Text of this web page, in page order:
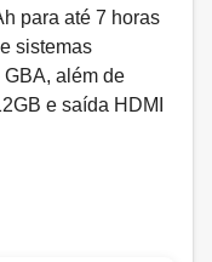
para até 7 horas
sistemas
além de
e saída HDMI